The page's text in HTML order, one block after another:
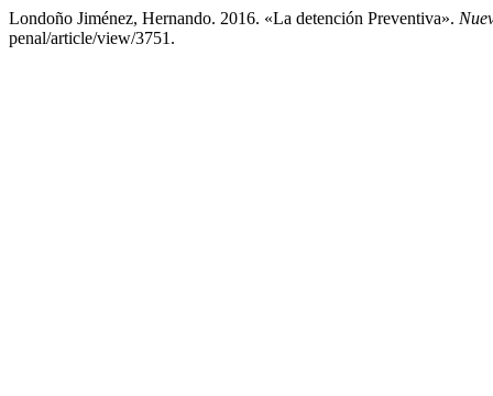
Londoño Jiménez, Hernando. 2016. «La detención Preventiva».
penal/article/view/3751.